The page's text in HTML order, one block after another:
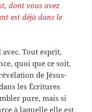
dont vous avez
est déjà dans le
avec. Tout esprit,
quoi que ce soit,
de Jésus-
les Écritures
pure, mais si
à laquelle elle est